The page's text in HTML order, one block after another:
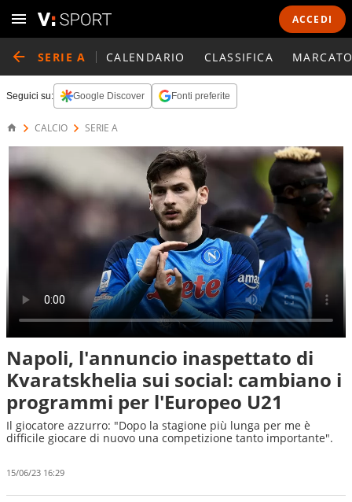
ACCEDI
SERIE A CALENDARIO CLASSIFICA
Seguici su: Google Discover Fonti preferite
CALCIO SERIE A
Napoli, l'annuncio inaspettato di
Kvaratskhelia sui social: cambiano i
programmi per l'Europeo U21
Il giocatore azzurro: "Dopo la stagione più lunga per me è
difficile giocare di nuovo una competizione tanto importante".
15/06/23 16:29